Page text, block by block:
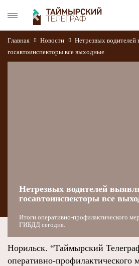
Главная Новости
Нетрезвых водителей
госавтоинспекторы все выходные
Нетрезвых водителей
госавтоинспекторы все
Итоги оперативно-профилактического
ГИБДД сегодня.
Норильск. “Таймырский
оперативно-профилактического